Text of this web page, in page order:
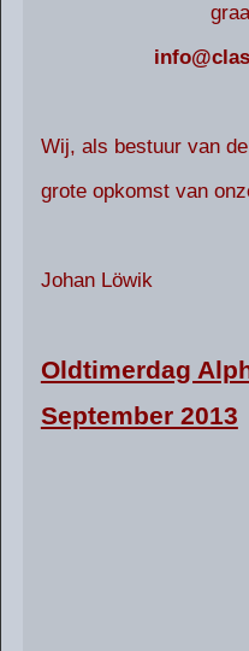
Wij, als bestuur van
grote opkomst van
Johan
Oldtimerdag
September 2013